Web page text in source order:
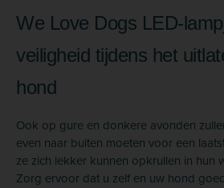
We Love Dogs LED-
veiligheid tijdens het
hond
Ook op gure en donkere avonden
even naar buiten moeten voor een
ze zich lekker kunnen opkrullen in hun
Zorg ervoor dat u zelf en uw hond